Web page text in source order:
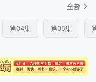
全部
第04集 第05集